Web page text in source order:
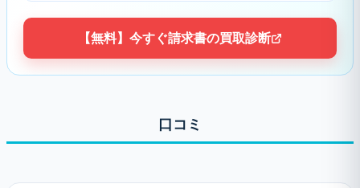
【無料】今すぐ請求書の買取診断
口コミ